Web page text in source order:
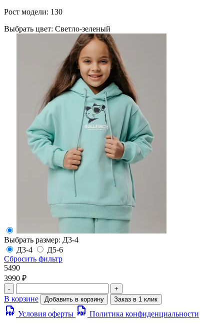
Рост модели: 130
Выбрать цвет: Светло-зеленый
Выбрать размер: Д3-4
Д3-4
Д5-6
Сбросить фильтр
5490
3990 ₽
- +
В корзине Добавить в корзину Заказ в 1 клик
Условия оферты Политика конфиденциальности